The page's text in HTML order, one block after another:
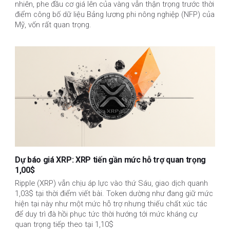
nhiên, phe đầu cơ giá lên của vàng vẫn thận trọng trước thời
điểm công bố dữ liệu Bảng lương phi nông nghiệp (NFP) của
Mỹ, vốn rất quan trọng.
Dự báo giá XRP: XRP tiến gần mức hỗ trợ quan trọng
1,00$
Ripple (XRP) vẫn chịu áp lực vào thứ Sáu, giao dịch quanh
1,03$ tại thời điểm viết bài. Token dường như đang giữ mức
hiện tại này như một mức hỗ trợ nhưng thiếu chất xúc tác
để duy trì đà hồi phục tức thời hướng tới mức kháng cự
quan trọng tiếp theo tại 1,10$